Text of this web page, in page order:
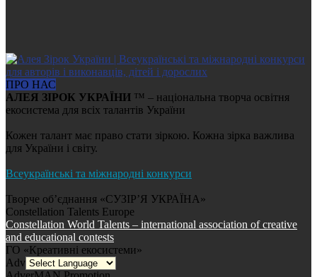
ПРО НАС
АЛЕЯ ЗІРОК УКРАЇНИ ™ – національна творча освітня
екосистема для всіх талантів України
Кожен талант має право стати зіркою. Кожна зірка важлива
для України і світу.
Всеукраїнські та міжнародні конкурси
Творче об’єднання «СУЗІР’Я УКРАЇНА»
Constellation Talents Europe
Constellation World Talents – international association of creative
and educational contests
ГО «Креативні екосистеми»
AdverMAN Education